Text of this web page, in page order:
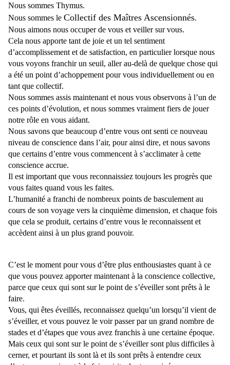
Nous sommes Thymus.
Nous sommes le Collectif des Maîtres Ascensionnés.
Nous aimons nous occuper de vous et veiller sur vous.
Cela nous apporte tant de joie et un tel sentiment
d’accomplissement et de satisfaction, en particulier lorsque nous
vous voyons franchir un seuil, aller au-delà de quelque chose qui
a été un point d’achoppement pour vous individuellement ou en
tant que collectif.
Nous sommes assis maintenant et nous vous observons à l’un de
ces points d’évolution, et nous sommes vraiment fiers de jouer
notre rôle en vous aidant.
Nous savons que beaucoup d’entre vous ont senti ce nouveau
niveau de conscience dans l’air, pour ainsi dire, et nous savons
que certains d’entre vous commencent à s’acclimater à cette
conscience accrue.
Il est important que vous reconnaissiez toujours les progrès que
vous faites quand vous les faites.
L’humanité a franchi de nombreux points de basculement au
cours de son voyage vers la cinquième dimension, et chaque fois
que cela se produit, certains d’entre vous le reconnaissent et
accèdent ainsi à un plus grand pouvoir.
C’est le moment pour vous d’être plus enthousiastes quant à ce
que vous pouvez apporter maintenant à la conscience collective,
parce que ceux qui sont sur le point de s’éveiller sont prêts à le
faire.
Vous, qui êtes éveillés, reconnaissez quelqu’un lorsqu’il vient de
s’éveiller, et vous pouvez le voir passer par un grand nombre de
stades et d’étapes que vous avez franchis à une certaine époque.
Mais ceux qui sont sur le point de s’éveiller sont plus difficiles à
cerner, et pourtant ils sont là et ils sont prêts à entendre ceux